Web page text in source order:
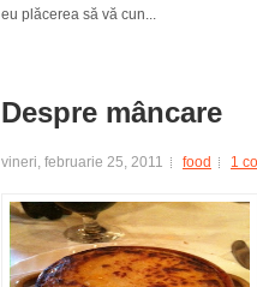
eu plăcerea să vă cun...
Despre mâncare
vineri, februarie 25, 2011 food 1